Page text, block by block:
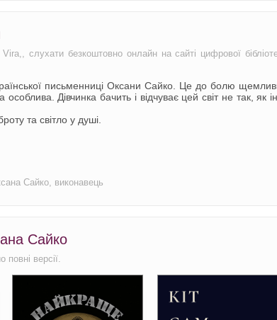
слухати безкоштовно онлайн на сайті цифрової
письменниці Оксани Сайко. Це до болю
Дівчинка бачить і відчуває цей світ не так, як
та світло у душі.
Сайко, виконавець
Сайко
версії.